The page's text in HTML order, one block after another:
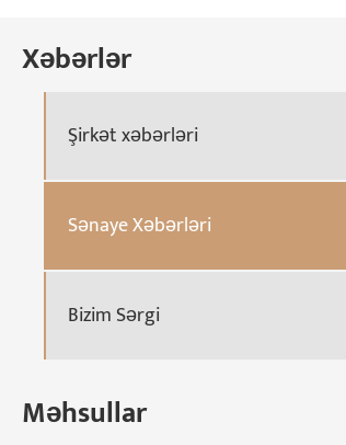
Xəbərlər
Şirkət xəbərləri
Sənaye Xəbərləri
Bizim Sərgi
Məhsullar